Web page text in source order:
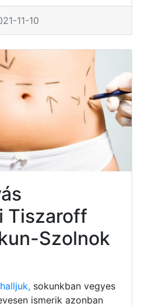
11-10
Tiszaroff
Szolnok
sokunkban vegyes
ismerik azonban